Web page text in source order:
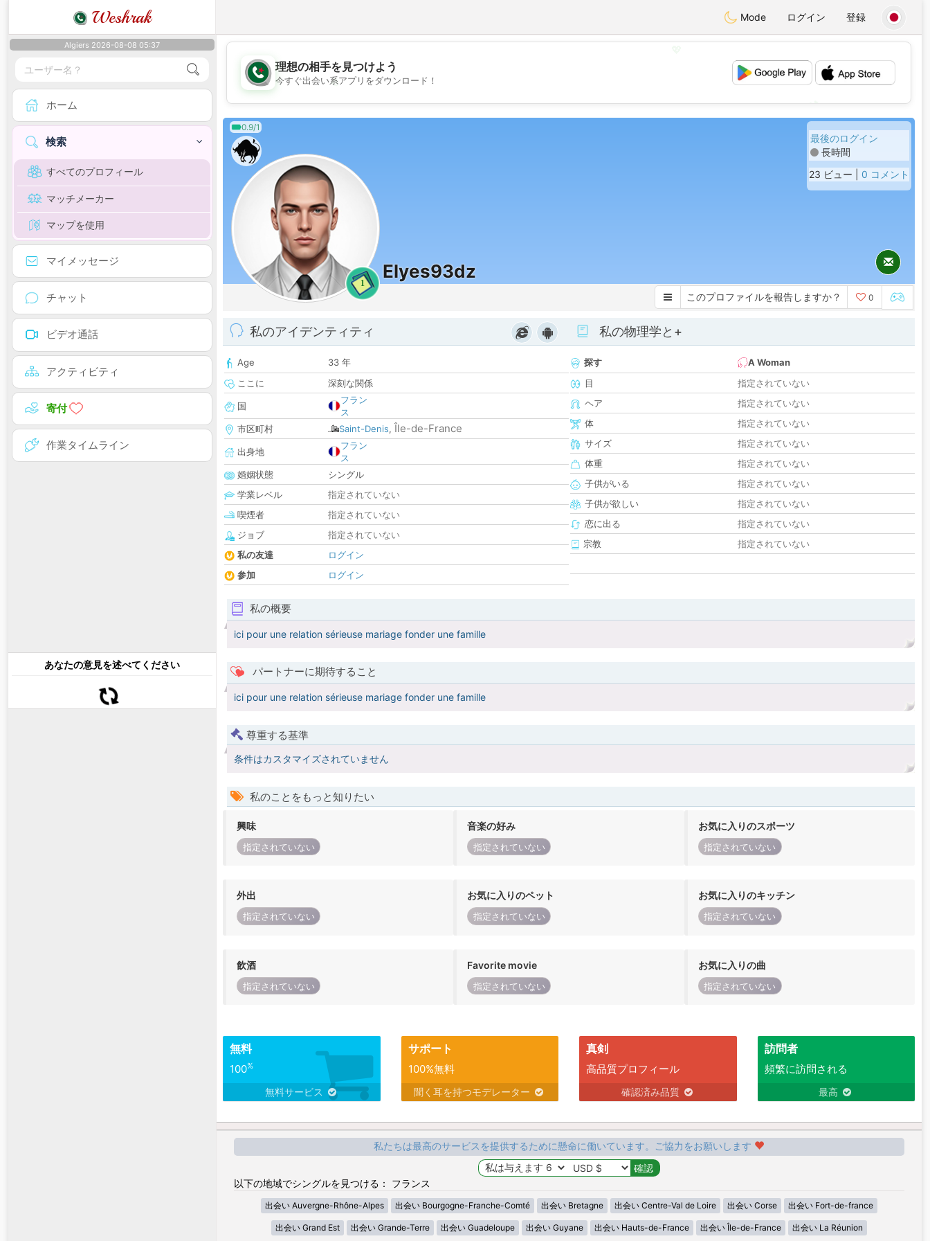
Weshrak Mode ログイン 登録
Algiers 2026-08-08 05:37
ホーム
検索
すべてのプロフィール
マッチメーカー
マップを使用
マイメッセージ
チャット
ビデオ通話
アクティビティ
寄付
作業タイムライン
あなたの意見を述べてください
💖
💕
理想の相手を見つけよう
今すぐ出会い系アプリをダウンロード！
0.9/1
1
Elyes93dz
最後のログイン
長時間
23 ビュー | 0 コメント
このプロファイルを報告しますか？ 0
私のアイデンティティ
Age
33 年
ここに
深刻な関係
国
フラン
ス
市区町村
Saint-Denis, Île-de-France
出身地
フラン
ス
婚姻状態
シングル
学業レベル
指定されていない
喫煙者
指定されていない
ジョブ
指定されていない
私の友達
ログイン
参加
ログイン
私の物理学と+
探す
A Woman
目
指定されていない
ヘア
指定されていない
体
指定されていない
サイズ
指定されていない
体重
指定されていない
子供がいる
指定されていない
子供が欲しい
指定されていない
恋に出る
指定されていない
宗教
指定されていない
私の概要
ici pour une relation sérieuse mariage fonder une famille
パートナーに期待すること
ici pour une relation sérieuse mariage fonder une famille
尊重する基準
条件はカスタマイズされていません
私のことをもっと知りたい
興味
指定されていない
音楽の好み
指定されていない
お気に入りのスポーツ
指定されていない
外出
指定されていない
お気に入りのペット
指定されていない
お気に入りのキッチン
指定されていない
飲酒
指定されていない
Favorite movie
指定されていない
お気に入りの曲
指定されていない
無料
100%
無料サービス
サポート
100%無料
聞く耳を持つモデレーター
真剣
高品質プロフィール
確認済み品質
訪問者
頻繁に訪問される
最高
私たちは最高のサービスを提供するために懸命に働いています。ご協力をお願いします
以下の地域でシングルを見つける： フランス
出会い Auvergne-Rhône-Alpes 出会い Bourgogne-Franche-Comté 出会い Bretagne 出会い Centre-Val de Loire 出会い Corse 出会い Fort-de-france
出会い Grand Est 出会い Grande-Terre 出会い Guadeloupe 出会い Guyane 出会い Hauts-de-France 出会い Île-de-France 出会い La Réunion